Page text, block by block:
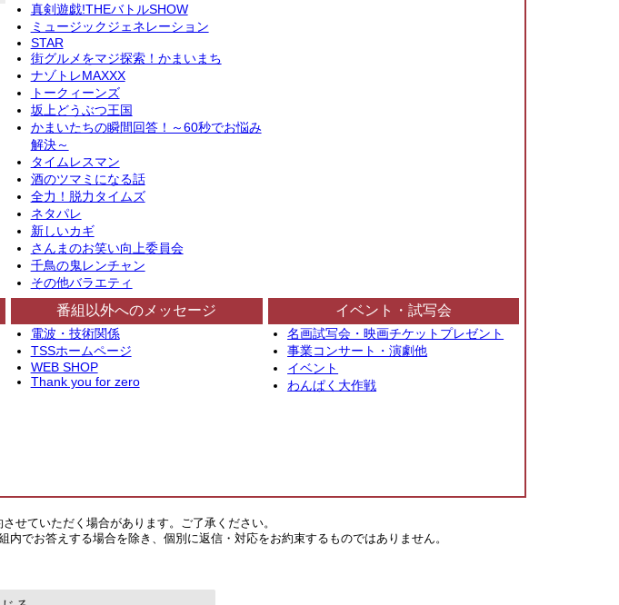
真剣遊戯!THEバトルSHOW
ミュージックジェネレーション
STAR
街グルメをマジ探索！かまいまち
ナゾトレMAXXX
トークィーンズ
坂上どうぶつ王国
かまいたちの瞬間回答！～60秒でお悩み
解決～
タイムレスマン
酒のツマミになる話
全力！脱力タイムズ
ネタパレ
新しいカギ
さんまのお笑い向上委員会
千鳥の鬼レンチャン
その他バラエティ
番組以外へのメッセージ
電波・技術関係
TSSホームページ
WEB SHOP
Thank you for zero
イベント・試写会
名画試写会・映画チケットプレゼント
事業コンサート・演劇他
イベント
わんぱく大作戦
せていただく場合があります。ご了承ください。
でお答えする場合を除き、個別に返信・対応をお約束するものではありません。